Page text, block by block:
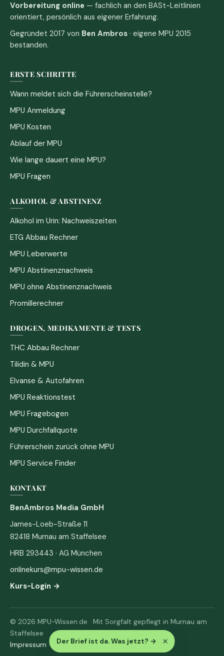
Der Brief ist da. Was jetzt? → ×
Vorbereitung online — fachlich an den BASt-Leitlinien
orientiert, persönlich aus eigener Erfahrung.
Gegründet 2017 von Ben Ambros · eigene MPU 2015
bestanden.
ERSTE SCHRITTE
Wann meldet sich die Führerscheinstelle?
MPU Anmeldung
MPU Kosten
Ablauf der MPU
Wie lange dauert eine MPU?
MPU Fragen
ALKOHOL & ABSTINENZ
Alkohol im Urin: Nachweiszeiten
ETG Abbau Rechner
MPU Leberwerte
MPU Abstinenznachweis
MPU ohne Abstinenznachweis
Promillerechner
DROGEN, MEDIKAMENTE & TESTS
THC Abbau Rechner
Tilidin & MPU
Elvanse & Autofahren
MPU Reaktionstest
MPU Fragebogen
MPU Durchfallquote
Führerschein zurück ohne MPU
MPU Service Finder
KONTAKT
BenAmbros Media GmbH
James-Loeb-Straße 11
82418 Murnau am Staffelsee
HRB 293443 · AG München
onlinekurs@mpu-wissen.de
Kurs-Login →
© 2026 MPU-Wissen.de · Mit Sorgfalt gepflegt in Murnau am
Staffelsee
Impressum · Datenschutz & AGB